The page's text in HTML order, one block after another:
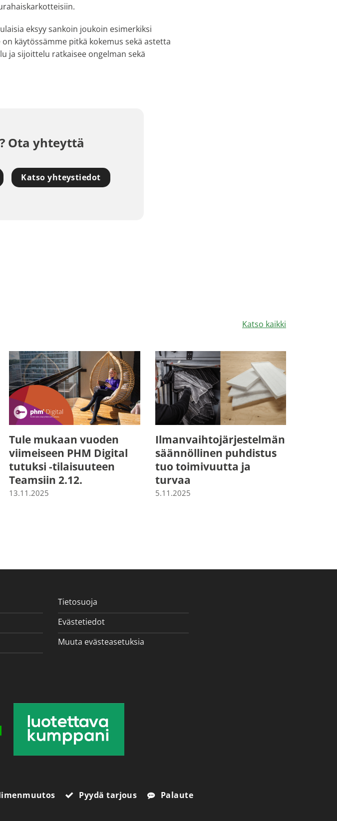
eksyy sankoin joukoin esimerkiksi
käytössämme pitkä kokemus sekä astetta
ja sijoittelu ratkaisee ongelman sekä
Ota yhteyttä
Katso yhteystiedot
Katso kaikki
Tule mukaan vuoden
viimeiseen PHM Digital
tutuksi -tilaisuuteen
Teamsiin 2.12.
13.11.2025
Ilmanvaihtojärjestelmän
säännöllinen puhdistus
tuo toimivuutta ja
turvaa
5.11.2025
Tietosuoja
Evästetiedot
Muuta evästeasetuksia
Pyydä tarjous Palaute